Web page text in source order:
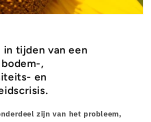
in tijden van een
,
en
zijn van het probleem,